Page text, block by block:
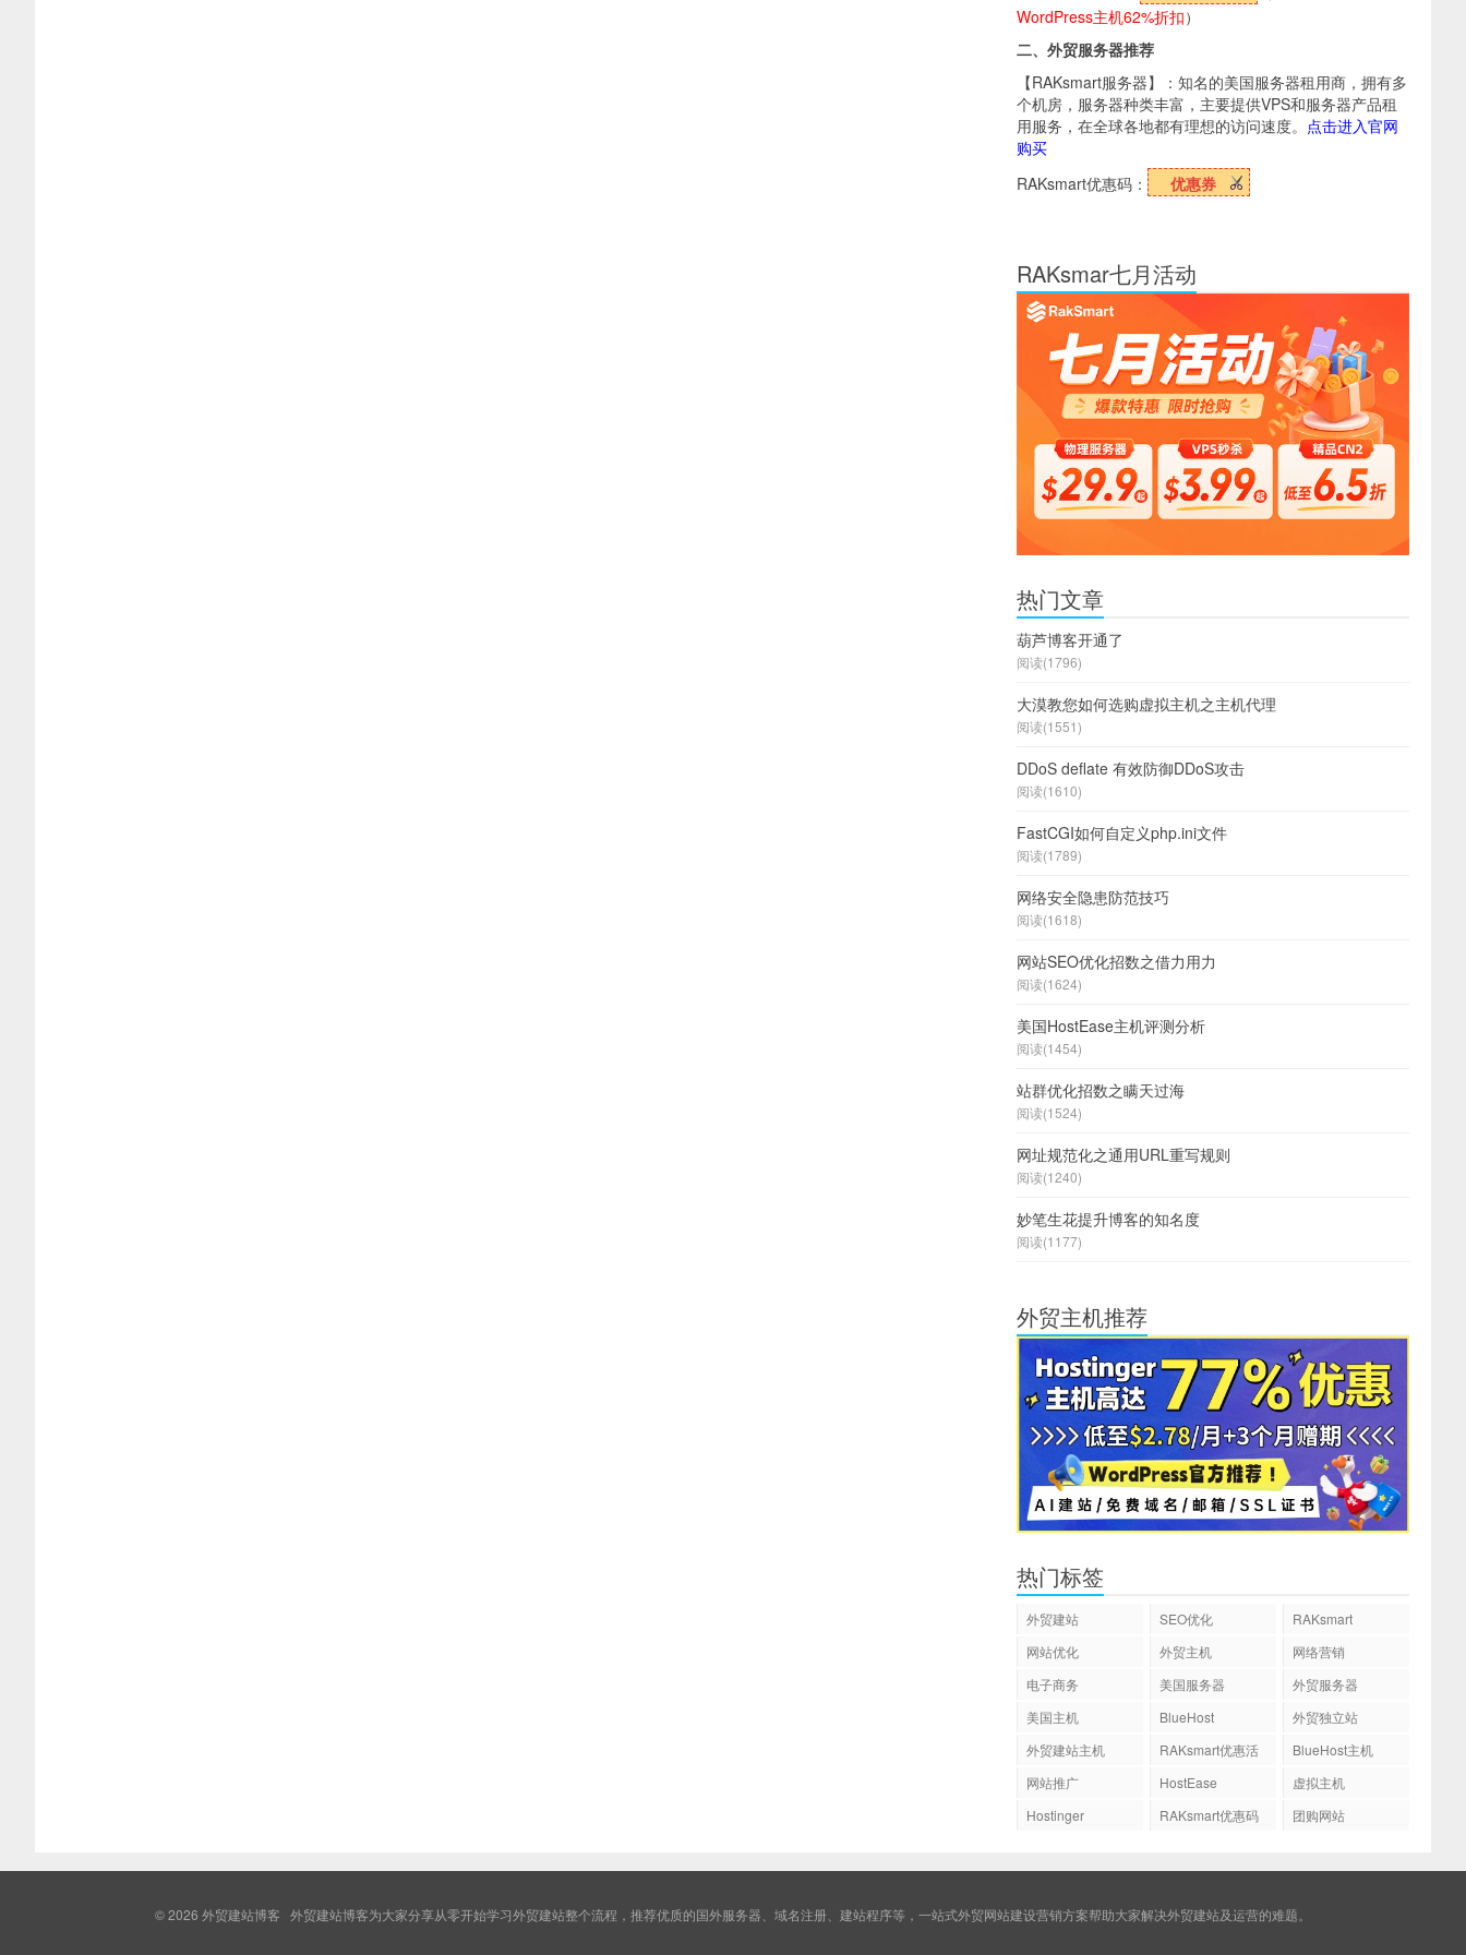
WordPress主机62%折扣）
二、外贸服务器推荐
【RAKsmart服务器】：知名的美国服务器租用商，拥有多
个机房，服务器种类丰富，主要提供VPS和服务器产品租
用服务，在全球各地都有理想的访问速度。 点击进入官网
购买
RAKsmart优惠码：
优惠券
RAKsmar七月活动
热门文章
葫芦博客开通了
阅读(1796)
大漠教您如何选购虚拟主机之主机代理
阅读(1551)
DDoS deflate 有效防御DDoS攻击
阅读(1610)
FastCGI如何自定义php.ini文件
阅读(1789)
网络安全隐患防范技巧
阅读(1618)
网站SEO优化招数之借力用力
阅读(1624)
美国HostEase主机评测分析
阅读(1454)
站群优化招数之瞒天过海
阅读(1524)
网址规范化之通用URL重写规则
阅读(1240)
妙笔生花提升博客的知名度
阅读(1177)
外贸主机推荐
热门标签
外贸建站 SEO优化
RAKsmart
网站优化
外贸主机
网络营销
电子商务
美国服务器
外贸服务器
美国主机
BlueHost
外贸独立站
外贸建站主机
RAKsmart优惠活
BlueHost主机
网站推广
HostEase
虚拟主机
Hostinger
RAKsmart优惠码 团购网站
© 2026 外贸建站博客 外贸建站博客为大家分享从零开始学习外贸建站整个流程，推荐优质的国外服务器、域名注册、建站程序等，一站式外贸网站建设营销方案帮助大家解决外贸建站及运营的难题。